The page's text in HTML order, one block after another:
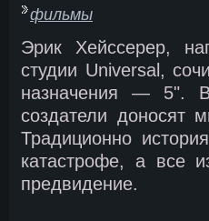
фильмы
Эрик Хейссерер,
студии Universal,
назначения — 5".
создатели доносят
Традиционно
катастрофе, а все
предвидение.